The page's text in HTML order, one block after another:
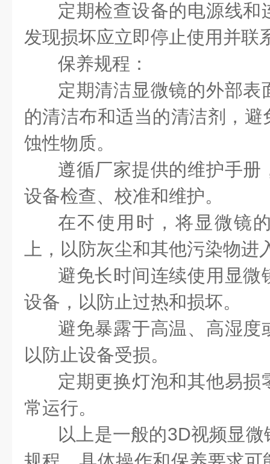
定期检查设备的电源线和
发现损坏应立即停止使用并
保养规程：
定期清洁显微镜的外部表
的清洁布和适当的清洁剂，
蚀性物质。
遵循厂家提供的维护手册
设备检查、校准和维护。
在不使用时，将显微镜
上，以防灰尘和其他污染物
避免长时间连续使用显微
设备，以防止过热和损坏。
避免暴露于高温、高湿度
以防止设备受损。
定期更换灯泡和其他易损
常运行。
以上是一般的3D视频显